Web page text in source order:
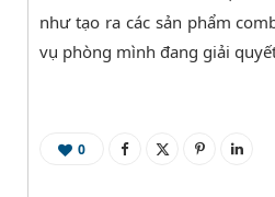
như tạo ra các sản phẩm
vụ phòng mình đang giải
0